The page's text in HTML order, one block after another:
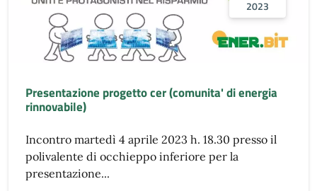
2023
Presentazione progetto cer (comunita' di energia
rinnovabile)
Incontro martedì 4 aprile 2023 h. 18.30 presso il
polivalente di occhieppo inferiore per la
presentazione...